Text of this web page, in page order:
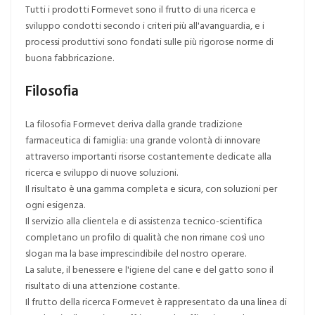
Tutti i prodotti Formevet sono il frutto di una ricerca e
sviluppo condotti secondo i criteri più all'avanguardia, e i
processi produttivi sono fondati sulle più rigorose norme di
buona fabbricazione.
Filosofia
La filosofia Formevet deriva dalla grande tradizione
farmaceutica di famiglia: una grande volontà di innovare
attraverso importanti risorse costantemente dedicate alla
ricerca e sviluppo di nuove soluzioni.
Il risultato è una gamma completa e sicura, con soluzioni per
ogni esigenza.
Il servizio alla clientela e di assistenza tecnico-scientifica
completano un profilo di qualità che non rimane così uno
slogan ma la base imprescindibile del nostro operare.
La salute, il benessere e l'igiene del cane e del gatto sono il
risultato di una attenzione costante.
Il frutto della ricerca Formevet è rappresentato da una linea di